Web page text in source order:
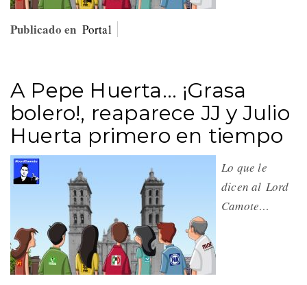
Publicado en Portal
A Pepe Huerta… ¡Grasa
bolero!, reaparece JJ y Julio
Huerta primero en tiempo
Lo que le
dicen al Lord
Camote…